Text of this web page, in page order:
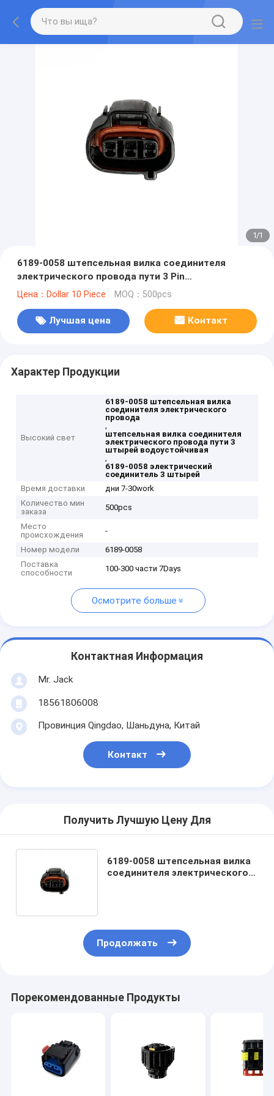
1/1
6189-0058 штепсельная вилка соединителя
электрического провода пути 3 Pin
водоустойчивая
Цена：Dollar 10 Piece MOQ：500pcs
Лучшая цена Контакт
Характер Продукции
Высокий свет
6189-0058 штепсельная вилка
соединителя электрического
провода
,
штепсельная вилка соединителя
электрического провода пути 3
штырей водоустойчивая
,
6189-0058 электрический
соединитель 3 штырей
Время доставки
дни 7-30work
Количество мин
заказа
500pcs
Место
происхождения
-
Номер модели
6189-0058
Поставка
способности
100-300 части 7Days
Осмотрите больше
Контактная Информация
Mr. Jack
18561806008
Провинция Qingdao, Шаньдуна, Китай
Контакт
Получить Лучшую Цену Для
6189-0058 штепсельная вилка
соединителя электрического
Продолжать
Порекомендованные Продукты